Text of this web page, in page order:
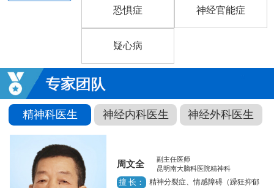
恐惧症 神经官能症
疑心病
精神科医生 神经内科医生 神经外科医生
周文全
副主任医师
昆明南大脑科医院精神科
擅 长：
精神分裂症、情感障碍（躁狂抑郁